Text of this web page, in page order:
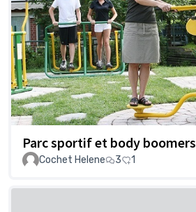
Parc sportif et body boomers
Cochet Helene
3 1